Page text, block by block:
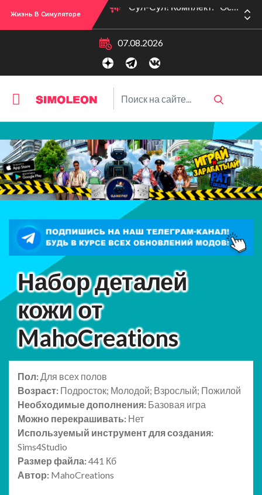
Жизнь В Симуляторе
07.08.2026
Набор деталей
кожи от
MahoCreations
Пол:Для всех полов
Возраст: Подросток; Молодой; Взрослый; Пожилой
Необходимые дополнения: Базовая игра
Можно перекрашивать: Нет
Используемый инструмент для создания:
Sims4Studio
Размер файла:441 Кб
Автор: MahoCreations